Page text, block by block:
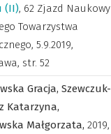
(II), 62 Zjazd Naukowy
Towarzystwa
5.9.2019,
, str. 52
Gracja, Szewczuk-
Katarzyna,
Małgorzata, 2019,